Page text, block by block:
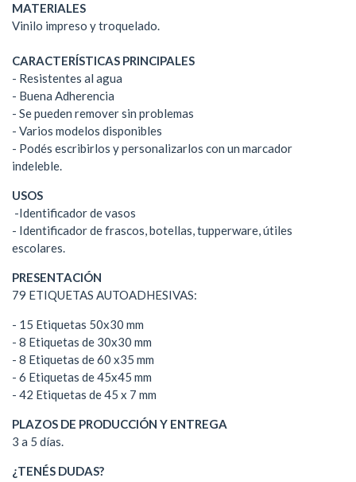
MATERIALES
Vinilo impreso y troquelado.
CARACTERÍSTICAS PRINCIPALES
- Resistentes al agua
- Buena Adherencia
- Se pueden remover sin problemas
- Varios modelos disponibles
- Podés escribirlos y personalizarlos con un marcador
indeleble.
USOS
-Identificador de vasos
- Identificador de frascos, botellas, tupperware, útiles
escolares.
PRESENTACIÓN
79 ETIQUETAS AUTOADHESIVAS:
- 15 Etiquetas 50x30 mm
- 8 Etiquetas de 30x30 mm
- 8 Etiquetas de 60 x35 mm
- 6 Etiquetas de 45x45 mm
- 42 Etiquetas de 45 x 7 mm
PLAZOS DE PRODUCCIÓN Y ENTREGA
3 a 5 días.
¿TENÉS DUDAS?